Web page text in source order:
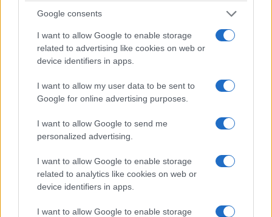
Google consents
I want to allow Google to enable storage
related to advertising like cookies on web or
device identifiers in apps.
I want to allow my user data to be sent to
Google for online advertising purposes.
I want to allow Google to send me
personalized advertising.
I want to allow Google to enable storage
related to analytics like cookies on web or
device identifiers in apps.
I want to allow Google to enable storage
λειτουργεί πλήρως αυτόματα. Στις ευθείες, μεταβαίνει στη
ταχύτητας και της σταθερότητας, ενώ το Drag Reduction
System, γνωστό από τη Formula 1, μπορεί να
Κατά το φρενάρισμα και στις στροφές, η πτέρυγα
μετακινείται στη θέση High Downforce. Σε αυτή τη
διαμόρφωση, το αεροδυναμικό concept του Audi Nuvolari
μπορεί, ανάλογα με τη συνθήκη οδήγησης, να αποδώσει
περισσότερα από 400 kg κάθετης δύναμης.